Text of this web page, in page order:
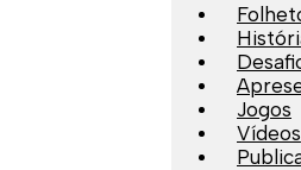
Jogos
Vídeos